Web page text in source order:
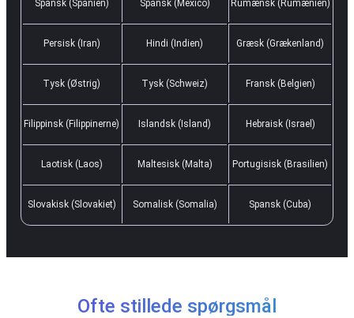
Spansk (Spanien) Spansk (Mexico) Rumænsk (Rumænien)
Persisk (Iran) Hindi (Indien) Græsk (Grækenland)
Tysk (Østrig) Tysk (Schweiz) Fransk (Belgien)
Filippinsk (Filippinerne) Islandsk (Island) Hebraisk (Israel)
Laotisk (Laos) Maltesisk (Malta) Portugisisk (Brasilien)
Slovakisk (Slovakiet) Somalisk (Somalia) Spansk (Cuba)
Ofte stillede spørgsmål